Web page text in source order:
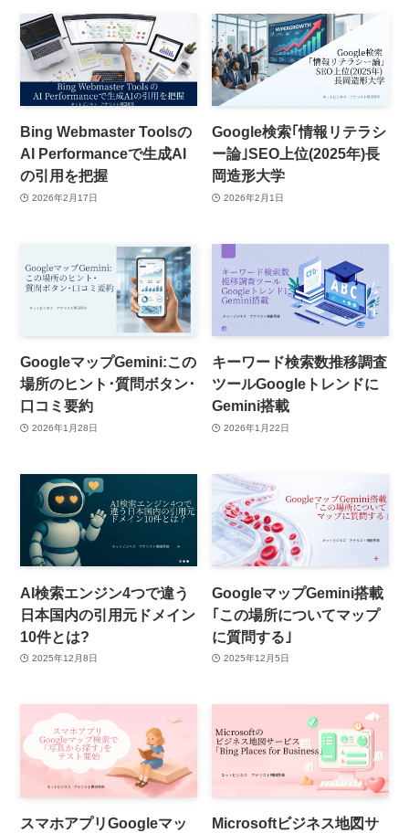
Bing Webmaster Toolsの
AI Performanceで生成AI
の引用を把握
2026年2月17日
Google検索｢情報リテラシ
ー論｣SEO上位(2025年)長
岡造形大学
2026年2月1日
GoogleマップGemini:この
場所のヒント･質問ボタン･
口コミ要約
2026年1月28日
キーワード検索数推移調査
ツールGoogleトレンドに
Gemini搭載
2026年1月22日
AI検索エンジン4つで違う
日本国内の引用元ドメイン
10件とは?
2025年12月8日
GoogleマップGemini搭載
｢この場所についてマップ
に質問する｣
2025年12月5日
スマホアプリGoogleマッ Microsoftビジネス地図サ